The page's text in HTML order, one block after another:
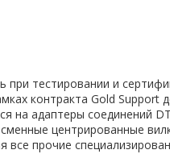
тестировании и
контракта Gold Support
на адаптеры соединений
центрированные
все прочие